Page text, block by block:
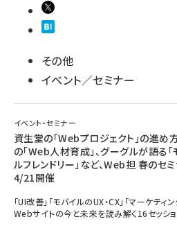
その他
イベント／セミナー
イベント・セミナー
資生堂の「Webプロジェクト」の進め
の「Web人材育成」、グーグルが語る「
ルフレンドリー」など、Web担 春のセ
4/21開催
「UI改善」「モバイルのUX・CX」「マーケティ
Webサイトの今と未来を読み解く16セッシ